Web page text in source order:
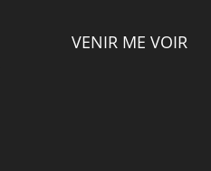
VENIR ME VOIR